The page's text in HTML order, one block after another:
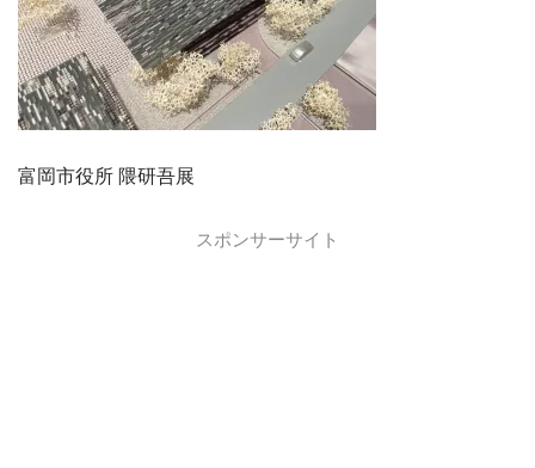
富岡市役所 隈研吾展
スポンサーサイト